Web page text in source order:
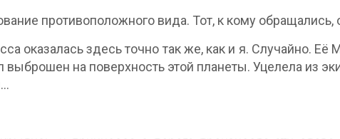
противоположного вида. Тот, к кому обращались,
оказалась здесь точно так же, как и я. Случайно. Её
выброшен на поверхность этой планеты. Уцелела из